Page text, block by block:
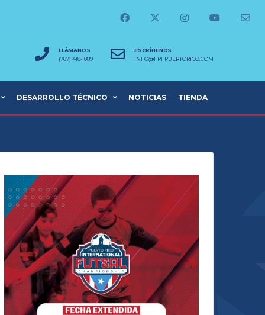
LLÁMANOS
(787) 418-1089
ESCRÍBENOS
INFO@FPFPUERTORICO.COM
DESARROLLO TÉCNICO NOTICIAS TIENDA